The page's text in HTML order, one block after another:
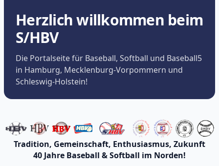
Herzlich willkommen beim
S/HBV
Die Portalseite für Baseball, Softball und Baseball5
in Hamburg, Mecklenburg-Vorpommern und
Schleswig-Holstein!
Tradition, Gemeinschaft, Enthusiasmus, Zukunft
40 Jahre Baseball & Softball im Norden!